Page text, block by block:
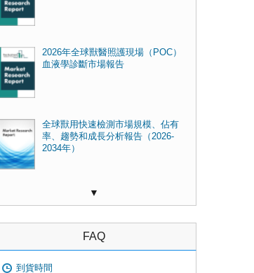
2026年全球獸醫照護現場（POC​​）
血液學診斷市場報告
全球獸用快速檢測市場規模、佔有
率、趨勢和成長分析報告（2026-
2034年）
▼
FAQ
到貨時間